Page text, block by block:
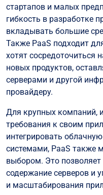
стартапов и малых
гибкость в разработке
вкладывать большие
Также PaaS подходит
хотят сосредоточиться
новых продуктов,
серверами и другой
провайдеру.
Для крупных компаний,
требования к своим
интегрировать
системами, PaaS также
выбором. Это позволяет
содержание серверов и
и масштабирования